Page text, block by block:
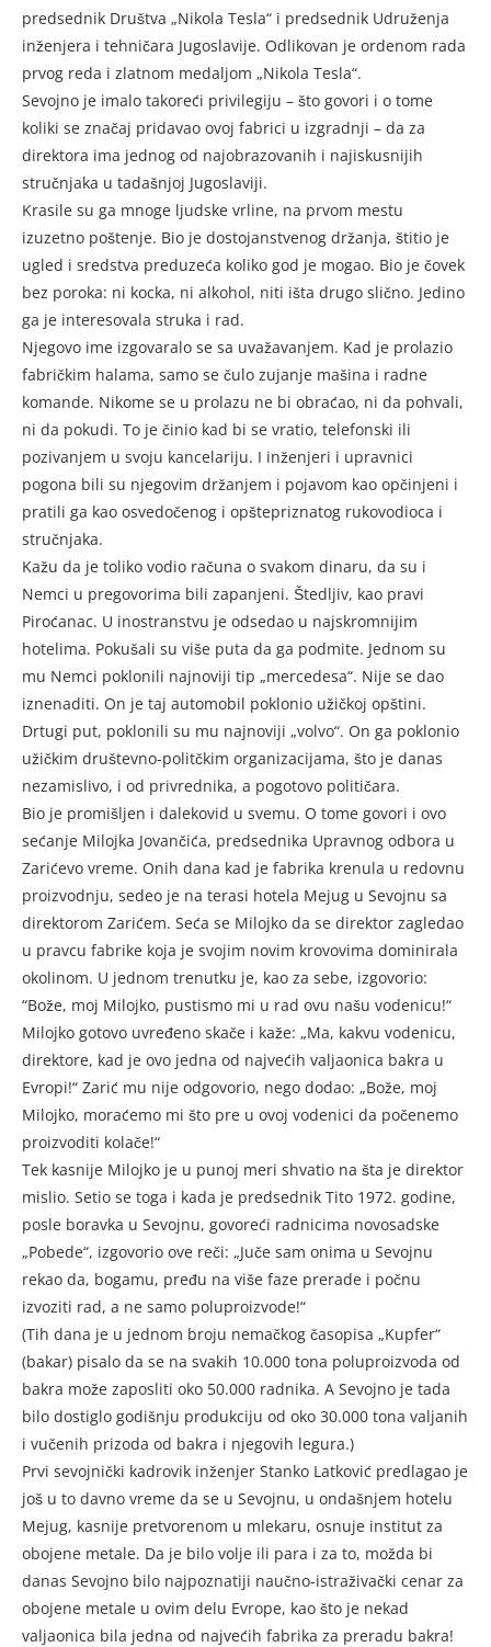
predsednik Društva „Nikola Tesla“ i predsednik Udruženja
inženjera i tehničara Jugoslavije. Odlikovan je ordenom rada
prvog reda i zlatnom medaljom „Nikola Tesla“.
Sevojno je imalo takoreći privilegiju – što govori i o tome
koliki se značaj pridavao ovoj fabrici u izgradnji – da za
direktora ima jednog od najobrazovanih i najiskusnijih
stručnjaka u tadašnjoj Jugoslaviji.
Krasile su ga mnoge ljudske vrline, na prvom mestu
izuzetno poštenje. Bio je dostojanstvenog držanja, štitio je
ugled i sredstva preduzeća koliko god je mogao. Bio je čovek
bez poroka: ni kocka, ni alkohol, niti išta drugo slično. Jedino
ga je interesovala struka i rad.
Njegovo ime izgovaralo se sa uvažavanjem. Kad je prolazio
fabričkim halama, samo se čulo zujanje mašina i radne
komande. Nikome se u prolazu ne bi obraćao, ni da pohvali,
ni da pokudi. To je činio kad bi se vratio, telefonski ili
pozivanjem u svoju kancelariju. I inženjeri i upravnici
pogona bili su njegovim držanjem i pojavom kao opčinjeni i
pratili ga kao osvedočenog i opštepriznatog rukovodioca i
stručnjaka.
Kažu da je toliko vodio računa o svakom dinaru, da su i
Nemci u pregovorima bili zapanjeni. Štedljiv, kao pravi
Piroćanac. U inostranstvu je odsedao u najskromnijim
hotelima. Pokušali su više puta da ga podmite. Jednom su
mu Nemci poklonili najnoviji tip „mercedesa“. Nije se dao
iznenaditi. On je taj automobil poklonio užičkoj opštini.
Drtugi put, poklonili su mu najnoviji „volvo“. On ga poklonio
užičkim društevno-politčkim organizacijama, što je danas
nezamislivo, i od privrednika, a pogotovo političara.
Bio je promišljen i dalekovid u svemu. O tome govori i ovo
sećanje Milojka Jovančića, predsednika Upravnog odbora u
Zarićevo vreme. Onih dana kad je fabrika krenula u redovnu
proizvodnju, sedeo je na terasi hotela Mejug u Sevojnu sa
direktorom Zarićem. Seća se Milojko da se direktor zagledao
u pravcu fabrike koja je svojim novim krovovima dominirala
okolinom. U jednom trenutku je, kao za sebe, izgovorio:
“Bože, moj Milojko, pustismo mi u rad ovu našu vodenicu!“
Milojko gotovo uvređeno skače i kaže: „Ma, kakvu vodenicu,
direktore, kad je ovo jedna od najvećih valjaonica bakra u
Evropi!“ Zarić mu nije odgovorio, nego dodao: „Bože, moj
Milojko, moraćemo mi što pre u ovoj vodenici da počenemo
proizvoditi kolače!“
Tek kasnije Milojko je u punoj meri shvatio na šta je direktor
mislio. Setio se toga i kada je predsednik Tito 1972. godine,
posle boravka u Sevojnu, govoreći radnicima novosadske
„Pobede“, izgovorio ove reči: „Juče sam onima u Sevojnu
rekao da, bogamu, pređu na više faze prerade i počnu
izvoziti rad, a ne samo poluproizvode!“
(Tih dana je u jednom broju nemačkog časopisa „Kupfer“
(bakar) pisalo da se na svakih 10.000 tona poluproizvoda od
bakra može zaposliti oko 50.000 radnika. A Sevojno je tada
bilo dostiglo godišnju produkciju od oko 30.000 tona valjanih
i vučenih prizoda od bakra i njegovih legura.)
Prvi sevojnički kadrovik inženjer Stanko Latković predlagao je
još u to davno vreme da se u Sevojnu, u ondašnjem hotelu
Mejug, kasnije pretvorenom u mlekaru, osnuje institut za
obojene metale. Da je bilo volje ili para i za to, možda bi
danas Sevojno bilo najpoznatiji naučno-istraživački cenar za
obojene metale u ovim delu Evrope, kao što je nekad
valjaonica bila jedna od najvećih fabrika za preradu bakra!
Gde graditi stanove
Možda je za čitaoce zanimljivo i ovo. Kad se odlučivalo gde
graditi stanove za radnike valjaonice, Zarić je bio za to da se
grade u Sevojnu, sa okućnicama, na severnoj strani
Sevojničkog polja i na nezauzetim površinama grada, da se
ne bi rušilo pa gradilo. Međutim, partijski kadrovi u
organima utravljanja nadglasali su ga, pozivajući se na
„obavezu“ poratnih generacija da se modernizuje Užice, koje
je bilo centar jugoslovenske revolucije, ne štedeći ni uže
gradsko jezgro.
Danas je teško odgovoriti na pitanje šta bi bilo bolje. Jedan
ovdašnji uča starije generacije nedavno reče da je danas